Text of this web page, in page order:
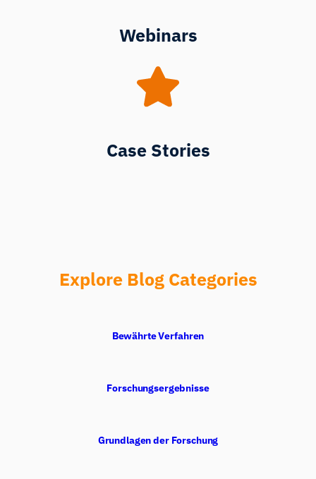
Webinars
Case Stories
Explore Blog Categories
Bewährte Verfahren
Forschungsergebnisse
Grundlagen der Forschung